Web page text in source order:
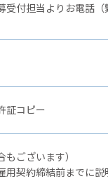
受付担当よりお電話
証コピー
ございます）
用契約締結前までに説